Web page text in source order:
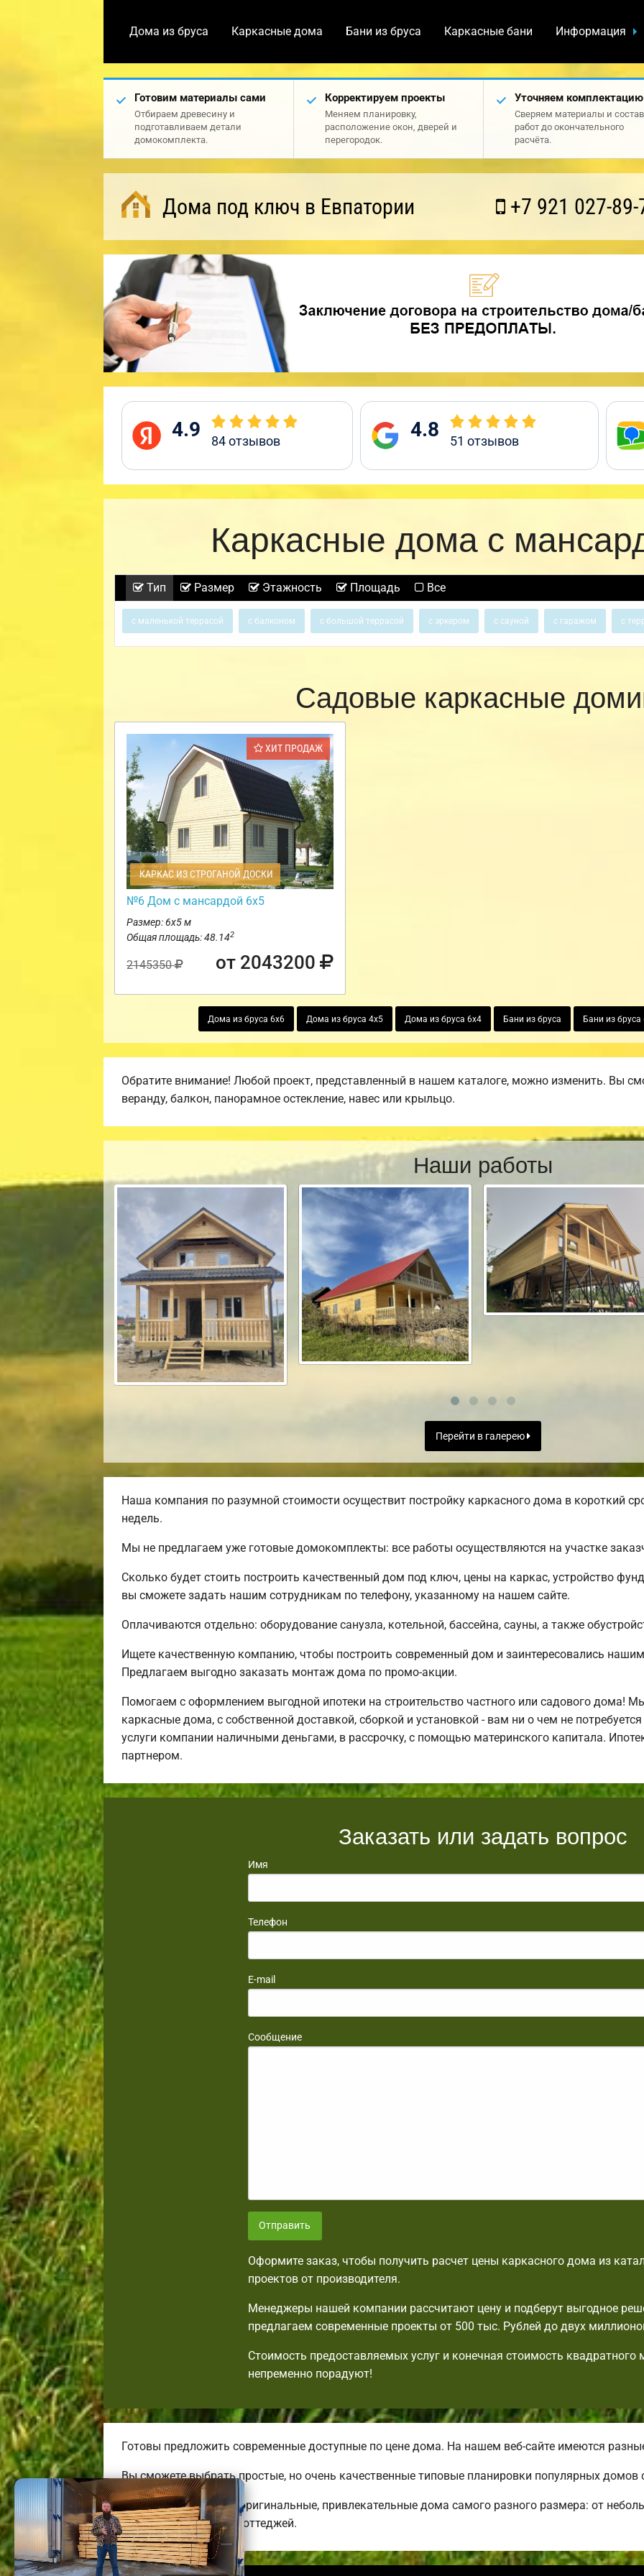
Дома из бруса Каркасные дома Бани из бруса Каркасные бани Информация
Готовим материалы сами
Отбираем древесину и
подготавливаем детали
домокомплекта.
Корректируем проекты
Меняем планировку,
расположение окон, дверей и
перегородок.
Уточняем комплектацию
Сверяем материалы и состав
работ до окончательного
расчёта.
Дома под ключ в Евпатории +7 921 027-89-
4.9 84отзывов 4.8 51 отзывов
Каркасные дома с
Тип Размер Этажность Площадь Все
с маленькой террасой с балконом с большой террасой с эркером с сауной с гаражом с
Садовые каркасные
ХИТ ПРОДАЖ
КАРКАС ИЗ СТРОГАНОЙ ДОСКИ
№6 Дом с мансардой 6х5
Размер: 6х5 м
Общая площадь: 48.142
2145350 от 2043200
Дома из бруса 6х6 Дома из бруса 4х5 Дома из бруса 6х4 Бани из бруса Бани из бруса
Обратите внимание! Любой проект, представленный в нашем каталоге, можно изменить. Вы
веранду, балкон, панорамное остекление, навес или крыльцо.
Наши работы
Перейти в галерею
Наша компания по разумной стоимости осуществит постройку каркасного дома в короткий
недель.
Мы не предлагаем уже готовые домокомплекты: все работы осуществляются на участке
Сколько будет стоить построить качественный дом под ключ, цены на каркас, устройство
вы сможете задать нашим сотрудникам по телефону, указанному на нашем сайте.
Оплачиваются отдельно: оборудование санузла, котельной, бассейна, сауны, а также
Ищете качественную компанию, чтобы построить современный дом и заинтересовались
Предлагаем выгодно заказать монтаж дома по промо-акции.
Помогаем с оформлением выгодной ипотеки на строительство частного или садового дома!
каркасные дома, с собственной доставкой, сборкой и установкой - вам ни о чем не
услуги компании наличными деньгами, в рассрочку, с помощью материнского капитала.
партнером.
Заказать или задать вопрос
Имя
Телефон
E-mail
Сообщение
Отправить
Оформите заказ, чтобы получить расчет цены каркасного дома из
проектов от производителя.
Менеджеры нашей компании рассчитают цену и подберут выгодное
предлагаем современные проекты от 500 тыс. Рублей до двух
Стоимость предоставляемых услуг и конечная стоимость квадратного
непременно порадуют!
Готовы предложить современные доступные по цене дома. На нашем веб-сайте имеются
Вы сможете выбрать простые, но очень качественные типовые планировки популярных
Строим комфортные, оригинальные, привлекательные дома самого разного размера: от
энергоэффективных коттеджей.